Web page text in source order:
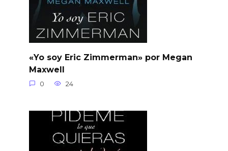
«Yo soy Eric Zimmerman» por Megan
Maxwell
0 24